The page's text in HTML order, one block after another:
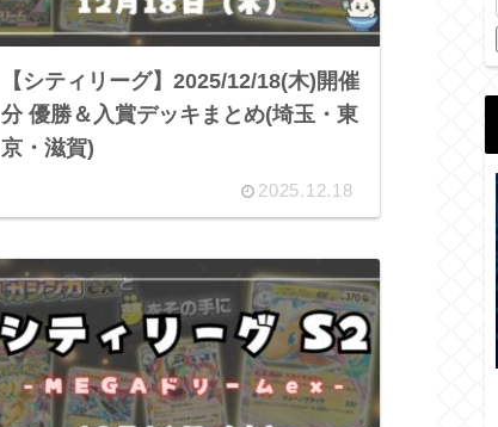
【シティリーグ】2025/12/18(木)開催
分 優勝＆入賞デッキまとめ(埼玉・東
京・滋賀)
2025.12.18